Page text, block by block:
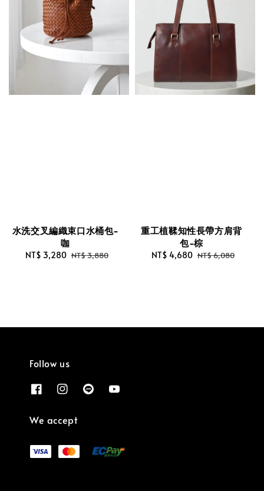
水洗交叉編織束口水桶包-
咖
Sale
NT$ 3,280 Regular
NT$ 3,880
重工植鞣知性長帶方肩背
包-棕
Sale
NT$ 4,680 Regular
NT$ 6,080
Follow us
We accept